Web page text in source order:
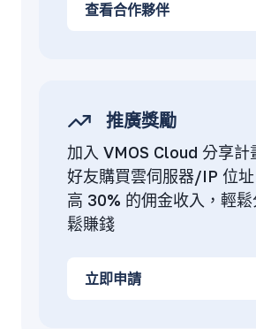
查看合作夥伴
推廣獎勵
加入 VMOS Cloud 分享計
好友購買雲伺服器/IP 位
高 30% 的佣金收入，輕
鬆賺錢
立即申請